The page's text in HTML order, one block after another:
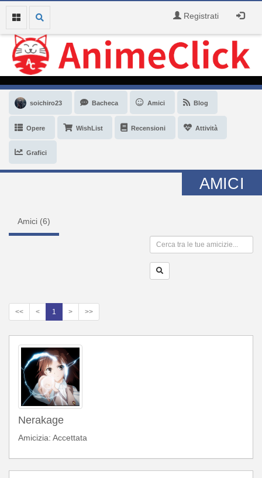
Registrati
soichiro23 Bacheca Amici Blog
Opere WishList Recensioni Attività
Grafici
AMICI
Amici (6)
<< < 1 > >>
Nerakage
Amicizia: Accettata